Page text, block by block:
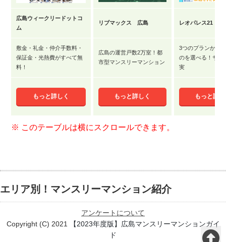
広島ウィークリードットコ
ム
リブマックス 広島 レオパレス21 広
敷金・礼金・仲介手数料・
保証金・光熱費がすべて無
料！
広島の運営戸数2万室！都
市型マンスリーマンション
3つのプランから
のを選べる！サー
実
もっと詳しく もっと詳しく もっと詳
エリア別！マンスリーマンション紹介
アンケートについて
Copyright (C) 2021
【2023年度版】広島マンスリーマンションガイ
ド